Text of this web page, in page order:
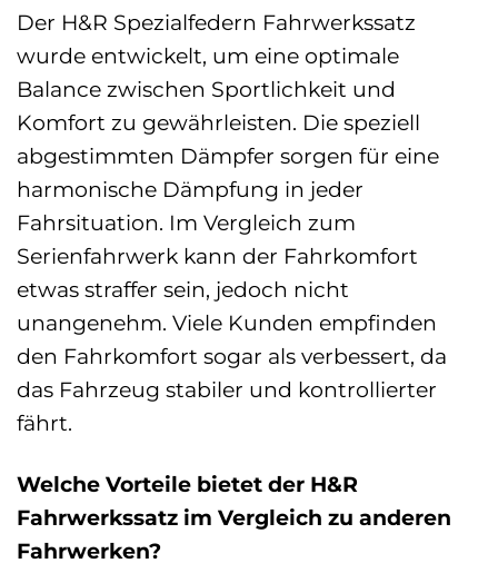
Der H&R Spezialfedern Fahrwerkssatz
wurde entwickelt, um eine optimale
Balance zwischen Sportlichkeit und
Komfort zu gewährleisten. Die speziell
abgestimmten Dämpfer sorgen für eine
harmonische Dämpfung in jeder
Fahrsituation. Im Vergleich zum
Serienfahrwerk kann der Fahrkomfort
etwas straffer sein, jedoch nicht
unangenehm. Viele Kunden empfinden
den Fahrkomfort sogar als verbessert, da
das Fahrzeug stabiler und kontrollierter
fährt.
Welche Vorteile bietet der H&R
Fahrwerkssatz im Vergleich zu anderen
Fahrwerken?